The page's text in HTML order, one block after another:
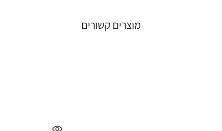
מוצרים קשורים